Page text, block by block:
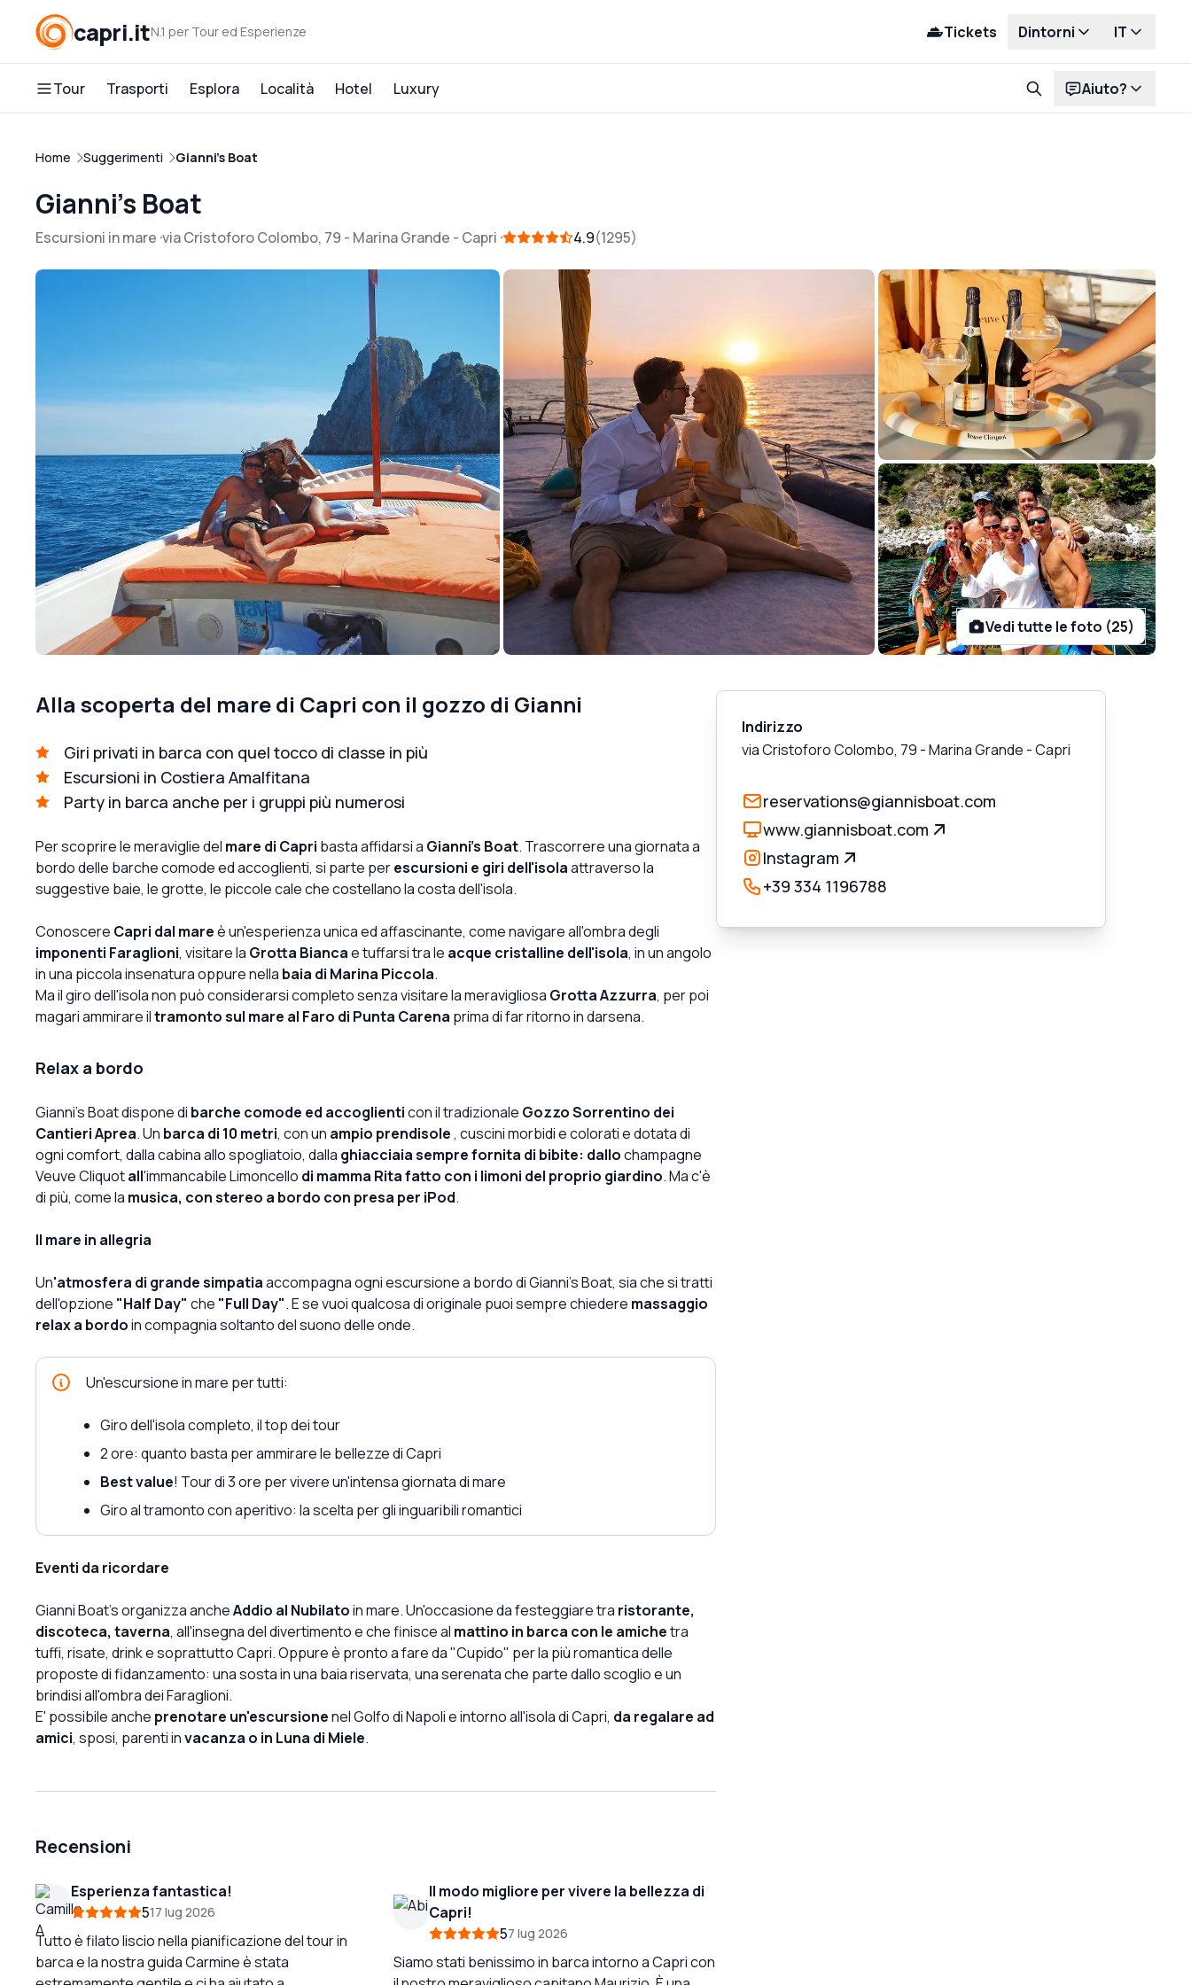
capri.itN.1 per Tour ed Esperienze Tickets Dintorni IT
Tour Trasporti Esplora Località Hotel Luxury Aiuto?
Home Suggerimenti Gianni's Boat
Gianni's Boat
Escursioni in mare via Cristoforo Colombo, 79 - Marina Grande - Capri 4.9 1295
Vedi tutte le foto (25)
Alla scoperta del mare di Capri con il gozzo di Gianni
Giri privati in barca con quel tocco di classe in più
Escursioni in Costiera Amalfitana
Party in barca anche per i gruppi più numerosi
Per scoprire le meraviglie del mare di Capri basta affidarsi a Gianni's Boat. Trascorrere una giornata a
bordo delle barche comode ed accoglienti, si parte perescursioni e giri dell'isolaattraverso la
suggestive baie, le grotte, le piccole cale che costellano la costa dell'isola.
Conoscere Capri dal mareè un'esperienza unica ed affascinante, come navigare all'ombra degli
imponenti Faraglioni, visitare la Grotta Biancae tuffarsi tra le acque cristalline dell'isola, in un angolo
in una piccola insenatura oppure nella baia di Marina Piccola.
Ma il giro dell'isola non può considerarsi completo senza visitare la meravigliosa Grotta Azzurra, per poi
magari ammirare iltramonto sul mare al Faro di Punta Carena prima di far ritorno in darsena.
Relax a bordo
Gianni's Boat dispone di barche comode ed accoglienticon il tradizionale Gozzo Sorrentino dei
Cantieri Aprea. Un barca di 10 metri, con un ampio prendisole, cuscini morbidi e colorati e dotata di
ogni comfort, dalla cabina allo spogliatoio, dalla ghiacciaia sempre fornita di bibite: dallochampagne
Veuve Cliquotall'immancabile Limoncello di mamma Rita fatto con i limoni del proprio giardino. Ma c'è
di più, come la musica, con stereo a bordo con presa per iPod.
Il mare in allegria
Un'atmosfera di grande simpatiaaccompagna ogni escursione a bordo di Gianni's Boat, sia che si tratti
dell'opzione "Half Day" che "Full Day". E se vuoi qualcosa di originale puoi sempre chiedere massaggio
relax a bordoin compagnia soltanto del suono delle onde.
Un'escursione in mare per tutti:
Giro dell'isola completo, il top dei tour
2 ore: quanto basta per ammirare le bellezze di Capri
Best value! Tour di 3 ore per vivere un'intensa giornata di mare
Giro al tramonto con aperitivo: la scelta per gli inguaribili romantici
Eventi da ricordare
Gianni Boat's organizza ancheAddio al Nubilatoin mare. Un'occasione da festeggiare tra ristorante,
discoteca, taverna, all'insegna del divertimento e che finisce al mattino in barca con le amichetra
tuffi, risate, drink e soprattutto Capri. Oppure è pronto a fare da "Cupido" per la più romantica delle
proposte di fidanzamento: una sosta in una baia riservata, una serenata che parte dallo scoglio e un
brindisi all'ombra dei Faraglioni.
E' possibile anche prenotare un'escursionenel Golfo di Napoli e intorno all'isola di Capri, da regalare ad
amici, sposi, parenti invacanza o in Luna di Miele.
Recensioni
Esperienza fantastica!
517 lug 2026
Tutto è filato liscio nella pianificazione del tour in
barca e la nostra guida Carmine è stata
Il modo migliore per vivere la bellezza di
Capri!
57 lug 2026
Siamo stati benissimo in barca intorno a Capri con
Indirizzo
via Cristoforo Colombo, 79 - Marina Grande -Capri
reservations@giannisboat.com
www.giannisboat.com
Instagram
+39 334 1196788